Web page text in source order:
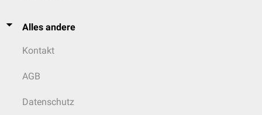
Alles andere
Kontakt
AGB
Datenschutz